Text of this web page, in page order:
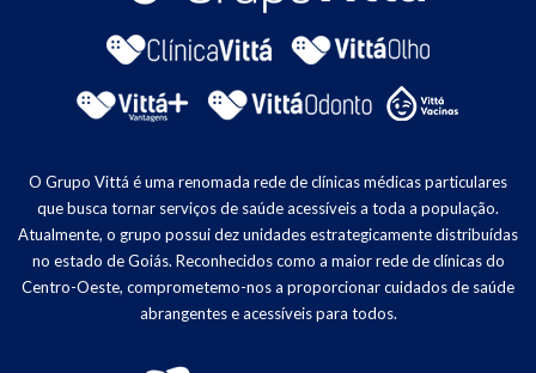
O Grupo Vittá é uma renomada rede de clínicas médicas particulares
que busca tornar serviços de saúde acessíveis a toda a população.
Atualmente, o grupo possui dez unidades estrategicamente distribuídas
no estado de Goiás. Reconhecidos como a maior rede de clínicas do
Centro-Oeste, comprometemo-nos a proporcionar cuidados de saúde
abrangentes e acessíveis para todos.